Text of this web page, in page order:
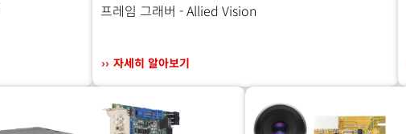
프레임 그래버 - Allied Vision
자세히 알아보기